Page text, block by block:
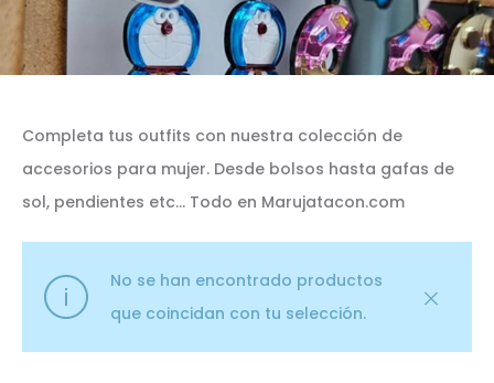
Completa tus outfits con nuestra colección de
accesorios para mujer. Desde bolsos hasta gafas de
sol, pendientes etc… Todo en Marujatacon.com
No se han encontrado productos
que coincidan con tu selección.